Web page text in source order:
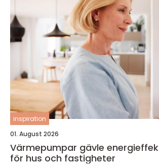
inspiration
01. August 2026
Värmepumpar gävle energieffektiv värme
för hus och fastigheter